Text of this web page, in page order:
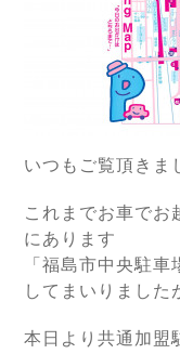
いつもご覧頂きま
これまでお車でお
にあります
「福島市中央駐
してまいりました
本日より共通加盟